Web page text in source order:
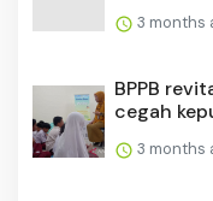
3 months
BPPB
cegah
3 months